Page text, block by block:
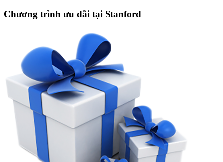
Chương trình ưu đãi tại Stanford